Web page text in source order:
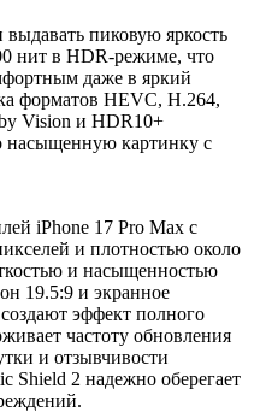
пиковую яркость
нит в HDR-режиме, что
даже в яркий
форматов HEVC, H.264,
Vision и HDR10+
насыщенную картинку с
iPhone 17 Pro Max с
и плотностью около
и насыщенностью
19.5:9 и экранное
эффект полного
частоту обновления
и отзывчивости
Shield 2 надежно оберегает